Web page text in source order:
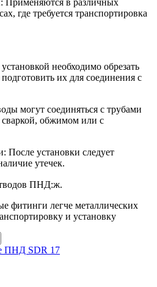
где требуется транспортировка
необходимо обрезать
их для соединения с
могут соединяться с трубами
обжимом или с
После установки следует
утечек.
ПНД:ж.
фитинги легче металлических
и установку
ПНД SDR 17